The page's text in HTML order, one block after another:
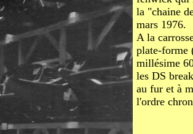
la "chaine
mars 1976.
A la
plate-forme
millésime
les DS
au fur et à
l'ordre